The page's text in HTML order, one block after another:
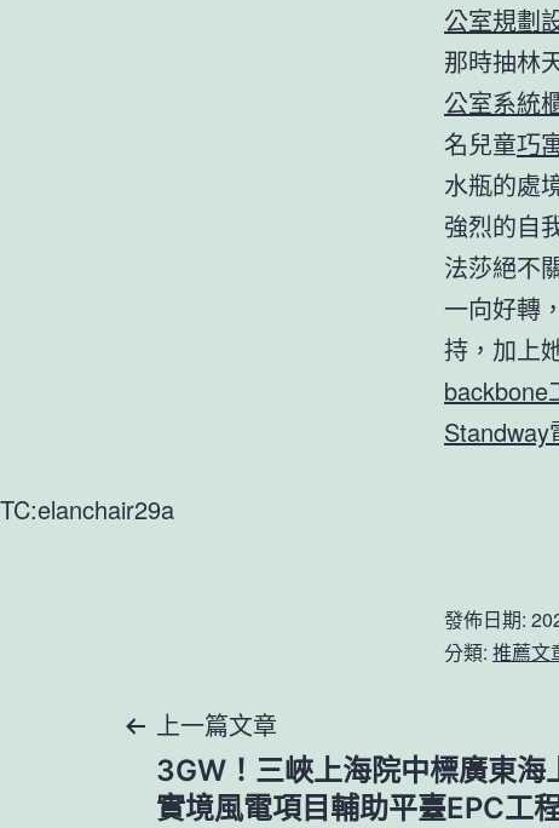
公室規劃
那時抽林
公室系統
名兒童巧
水瓶的處
強烈的自
法莎絕不
一向好轉
持，加上
backbone
Standway
TC:elanchair29a
發佈日期:
分類: 推薦文
文上一篇文章
3GW！三峽上海院中標廣東
實境風電項目輔助平臺EPC工